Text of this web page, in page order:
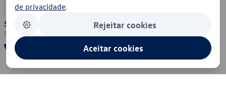
Segurança
de privacidade.
Rejeitar cookies
Aceitar cookies